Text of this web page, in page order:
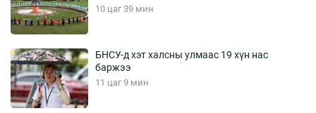
10 цаг 39 мин
БНСУ-д хэт халсны улмаас 19 хүн нас
баржээ
11 цаг 9 мин